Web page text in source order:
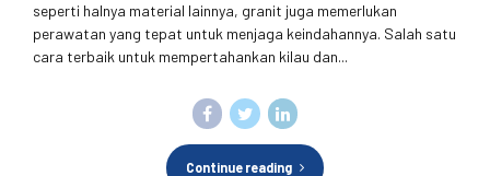
seperti halnya material lainnya, granit juga memerlukan
perawatan yang tepat untuk menjaga keindahannya. Salah satu
cara terbaik untuk mempertahankan kilau dan...
Continue reading